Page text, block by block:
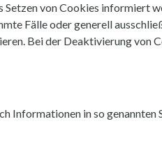
Setzen von Cookies informiert
Fälle oder generell
Bei der Deaktivierung von
Informationen in so genannten